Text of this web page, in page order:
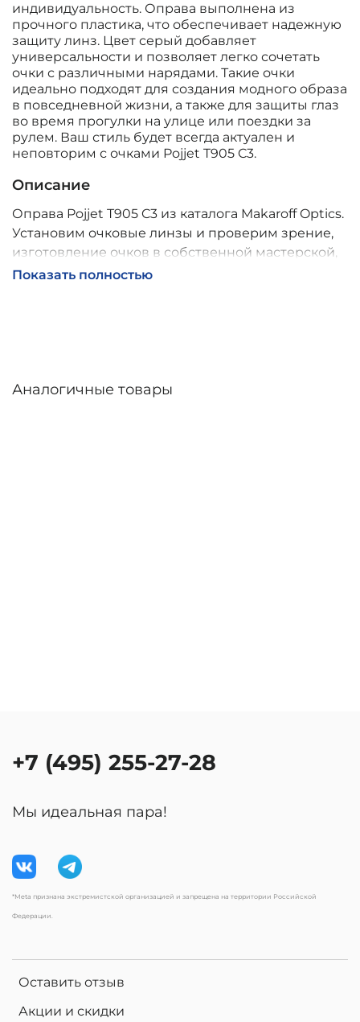
индивидуальность. Оправа выполнена из
прочного пластика, что обеспечивает надежную
защиту линз. Цвет серый добавляет
универсальности и позволяет легко сочетать
очки с различными нарядами. Такие очки
идеально подходят для создания модного образа
в повседневной жизни, а также для защиты глаз
во время прогулки на улице или поездки за
рулем. Ваш стиль будет всегда актуален и
неповторим с очками Pojjet T905 C3.
Описание
Оправа Pojjet T905 C3 из каталога Makaroff Optics.
Установим очковые линзы и проверим зрение,
изготовление очков в собственной мастерской,
обычно 2–5 дней, индивидуальные линзы – до 30
Показать полностью
Аналогичные товары
Оставить отзыв
Акции и скидки
+7 (495) 255-27-28
Мы идеальная пара!
*Meta признана экстремистской организацией и запрещена на территории Российской
Федерации.